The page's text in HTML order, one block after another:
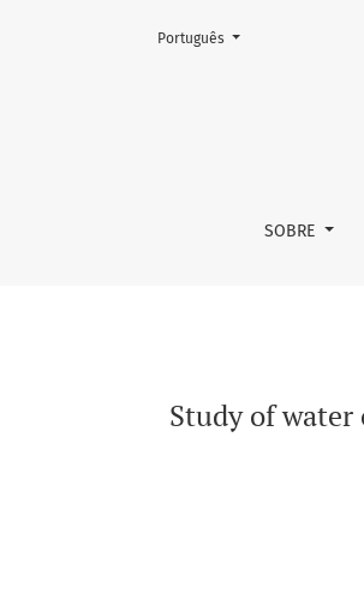
Study of water
SOBRE
Mudar o idioma. O atual é:
Português
Study of